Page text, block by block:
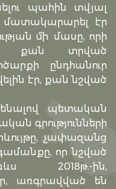
պահին տվյալ
մատակարարել էր
մի մասը, որի
քան տրված
ընդհանուր
էր, քան նշված
պետական
գրությունների
չափազանց
որ նշված
2018թ.-ին,
առգրավված են